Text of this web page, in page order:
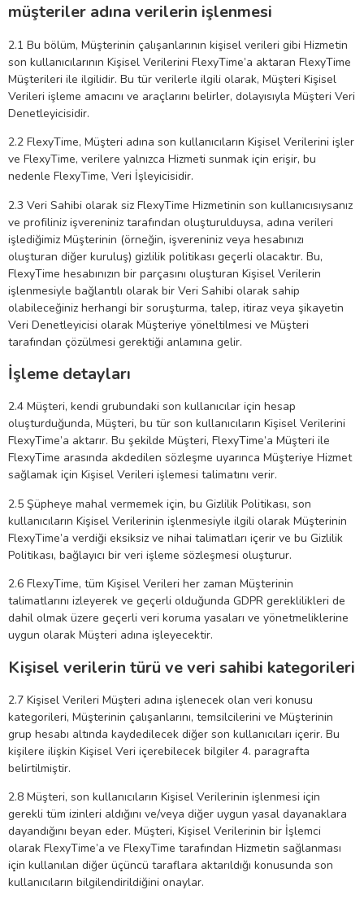
müşteriler adına verilerin işlenmesi
2.1 Bu bölüm, Müşterinin çalışanlarının kişisel verileri gibi Hizmetin
son kullanıcılarının Kişisel Verilerini FlexyTime’a aktaran FlexyTime
Müşterileri ile ilgilidir. Bu tür verilerle ilgili olarak, Müşteri Kişisel
Verileri işleme amacını ve araçlarını belirler, dolayısıyla Müşteri Veri
Denetleyicisidir.
2.2 FlexyTime, Müşteri adına son kullanıcıların Kişisel Verilerini işler
ve FlexyTime, verilere yalnızca Hizmeti sunmak için erişir, bu
nedenle FlexyTime, Veri İşleyicisidir.
2.3 Veri Sahibi olarak siz FlexyTime Hizmetinin son kullanıcısıysanız
ve profiliniz işvereniniz tarafından oluşturulduysa, adına verileri
işlediğimiz Müşterinin (örneğin, işvereniniz veya hesabınızı
oluşturan diğer kuruluş) gizlilik politikası geçerli olacaktır. Bu,
FlexyTime hesabınızın bir parçasını oluşturan Kişisel Verilerin
işlenmesiyle bağlantılı olarak bir Veri Sahibi olarak sahip
olabileceğiniz herhangi bir soruşturma, talep, itiraz veya şikayetin
Veri Denetleyicisi olarak Müşteriye yöneltilmesi ve Müşteri
tarafından çözülmesi gerektiği anlamına gelir.
İşleme detayları
2.4 Müşteri, kendi grubundaki son kullanıcılar için hesap
oluşturduğunda, Müşteri, bu tür son kullanıcıların Kişisel Verilerini
FlexyTime’a aktarır. Bu şekilde Müşteri, FlexyTime’a Müşteri ile
FlexyTime arasında akdedilen sözleşme uyarınca Müşteriye Hizmet
sağlamak için Kişisel Verileri işlemesi talimatını verir.
2.5 Şüpheye mahal vermemek için, bu Gizlilik Politikası, son
kullanıcıların Kişisel Verilerinin işlenmesiyle ilgili olarak Müşterinin
FlexyTime’a verdiği eksiksiz ve nihai talimatları içerir ve bu Gizlilik
Politikası, bağlayıcı bir veri işleme sözleşmesi oluşturur.
2.6 FlexyTime, tüm Kişisel Verileri her zaman Müşterinin
talimatlarını izleyerek ve geçerli olduğunda GDPR gereklilikleri de
dahil olmak üzere geçerli veri koruma yasaları ve yönetmeliklerine
uygun olarak Müşteri adına işleyecektir.
Kişisel verilerin türü ve veri sahibi kategorileri
2.7 Kişisel Verileri Müşteri adına işlenecek olan veri konusu
kategorileri, Müşterinin çalışanlarını, temsilcilerini ve Müşterinin
grup hesabı altında kaydedilecek diğer son kullanıcıları içerir. Bu
kişilere ilişkin Kişisel Veri içerebilecek bilgiler 4. paragrafta
belirtilmiştir.
2.8 Müşteri, son kullanıcıların Kişisel Verilerinin işlenmesi için
gerekli tüm izinleri aldığını ve/veya diğer uygun yasal dayanaklara
dayandığını beyan eder. Müşteri, Kişisel Verilerinin bir İşlemci
olarak FlexyTime’a ve FlexyTime tarafından Hizmetin sağlanması
için kullanılan diğer üçüncü taraflara aktarıldığı konusunda son
kullanıcıların bilgilendirildiğini onaylar.